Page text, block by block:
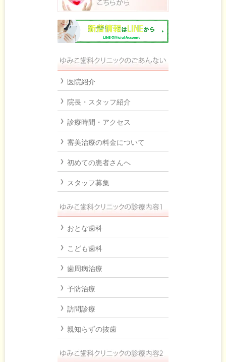
医院紹介
院長・スタッフ紹介
診療時間・アクセス
審美治療の料金について
初めての患者さんへ
スタッフ募集
おとな歯科
こども歯科
歯周病治療
予防治療
訪問診療
親知らずの抜歯